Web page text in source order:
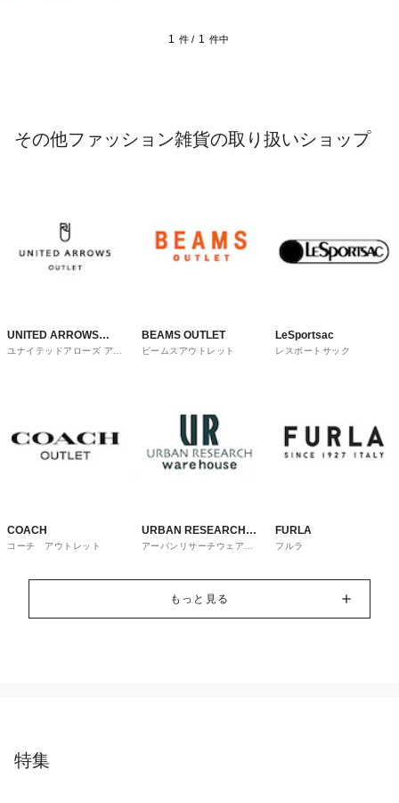
1 件 / 1 件中
その他ファッション雑貨の取り扱いショップ
UNITED ARROWS
OUTLET
ユナイテッドアローズ アウ
BEAMS OUTLET
ビームスアウトレット
LeSportsac
レスポートサック
COACH
コーチ アウトレット
URBAN RESEARCH
ware house
アーバンリサーチウェアハ
FURLA
フルラ
もっと見る
特集